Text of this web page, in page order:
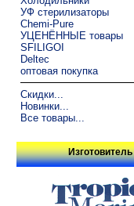
УФ стерилизаторы
Chemi-Pure
УЦЕНЁННЫЕ товары
SFILIGOI
Deltec
оптовая покупка
Скидки...
Новинки...
Все товары...
Изготовитель